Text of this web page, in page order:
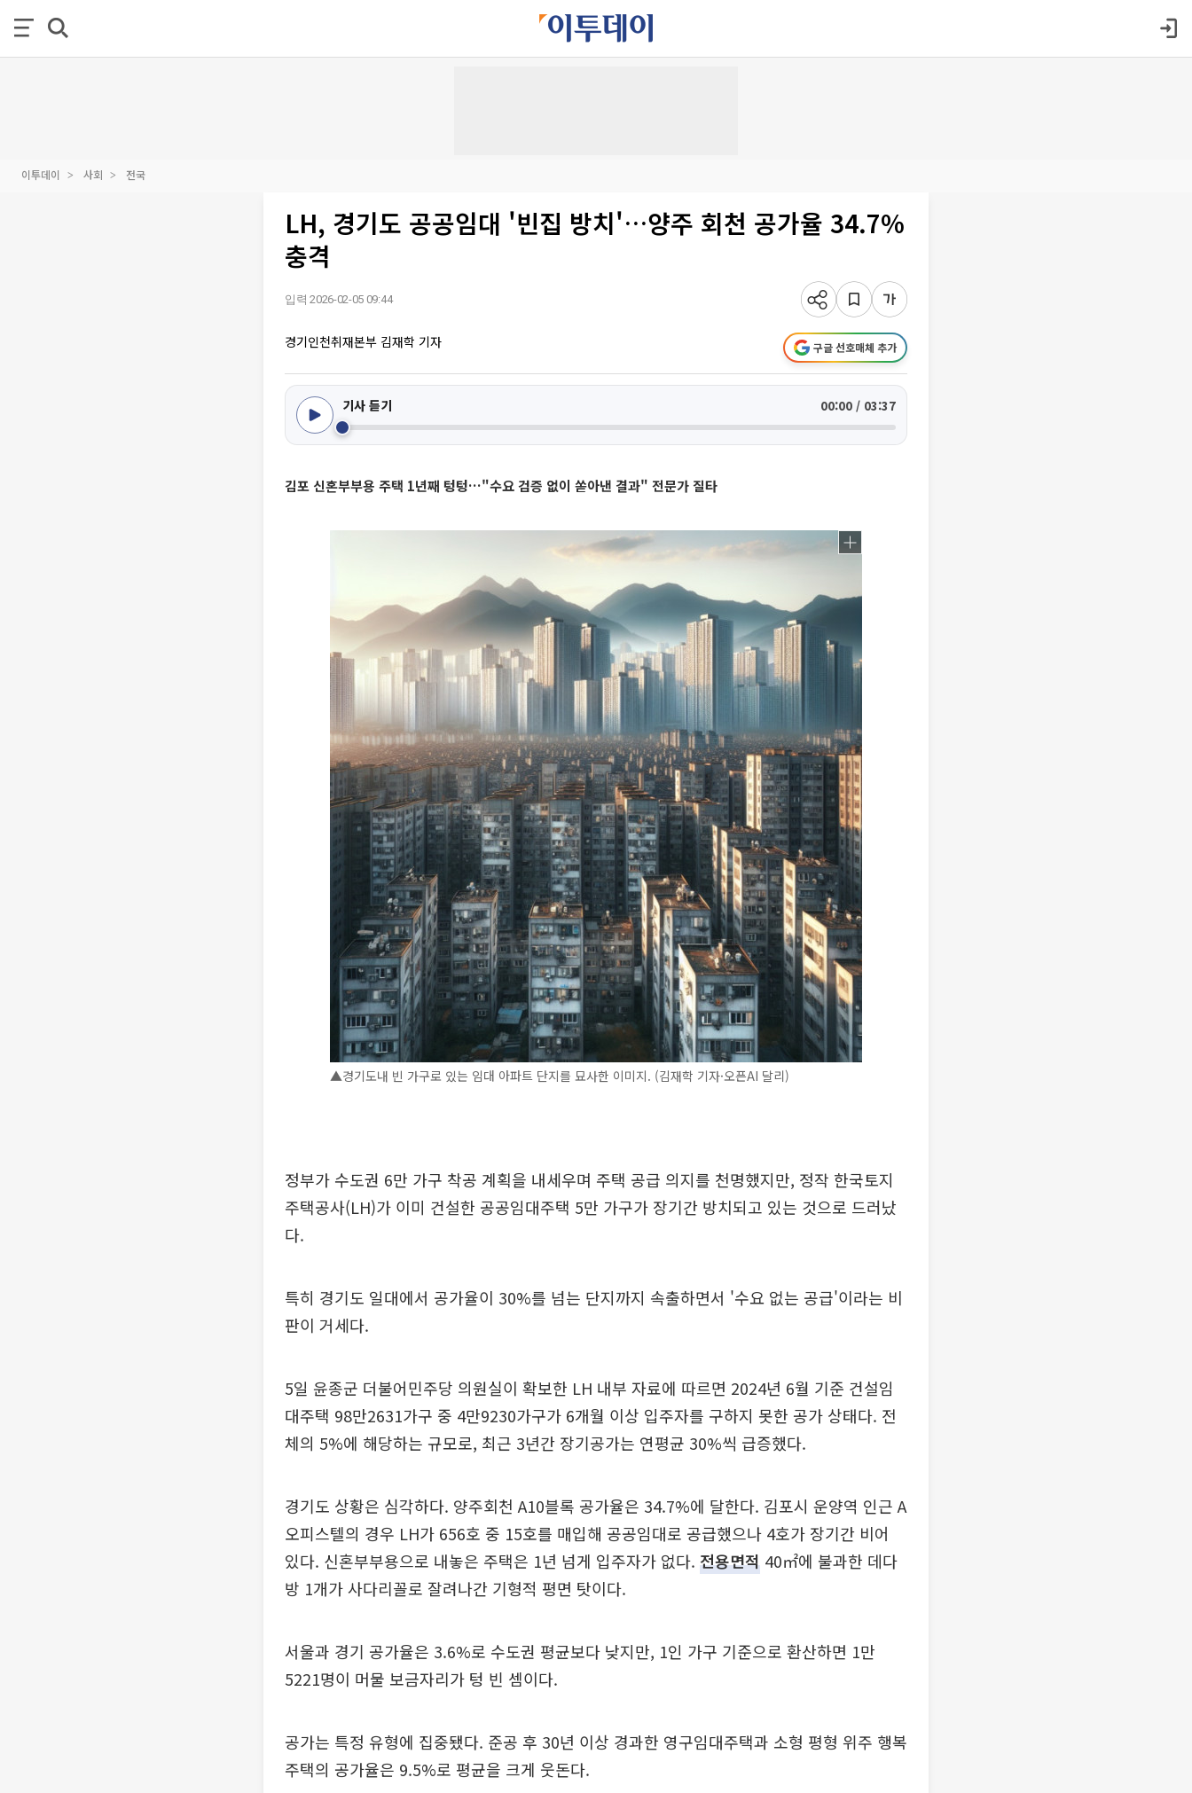
이투데이 사회 전국
LH, 경기도 공공임대 '빈집 방치'…양주 회천 공가율 34.7%
충격
입력 2026-02-05 09:44
경기인천취재본부 김재학 기자 구글 선호매체 추가
기사 듣기 00:00 / 03:37
김포 신혼부부용 주택 1년째 텅텅…"수요 검증 없이 쏟아낸 결과" 전문가 질타
▲경기도내 빈 가구로 있는 임대 아파트 단지를 묘사한 이미지. (김재학 기자·오픈AI 달리)
정부가 수도권 6만 가구 착공 계획을 내세우며 주택 공급 의지를 천명했지만, 정작 한국토지
주택공사(LH)가 이미 건설한 공공임대주택 5만 가구가 장기간 방치되고 있는 것으로 드러났
다.
특히 경기도 일대에서 공가율이 30%를 넘는 단지까지 속출하면서 '수요 없는 공급'이라는 비
판이 거세다.
5일 윤종군 더불어민주당 의원실이 확보한 LH 내부 자료에 따르면 2024년 6월 기준 건설임
대주택 98만2631가구 중 4만9230가구가 6개월 이상 입주자를 구하지 못한 공가 상태다. 전
체의 5%에 해당하는 규모로, 최근 3년간 장기공가는 연평균 30%씩 급증했다.
경기도 상황은 심각하다. 양주회천 A10블록 공가율은 34.7%에 달한다. 김포시 운양역 인근 A
오피스텔의 경우 LH가 656호 중 15호를 매입해 공공임대로 공급했으나 4호가 장기간 비어
있다. 신혼부부용으로 내놓은 주택은 1년 넘게 입주자가 없다. 전용면적 40㎡에 불과한 데다
방 1개가 사다리꼴로 잘려나간 기형적 평면 탓이다.
서울과 경기 공가율은 3.6%로 수도권 평균보다 낮지만, 1인 가구 기준으로 환산하면 1만
5221명이 머물 보금자리가 텅 빈 셈이다.
공가는 특정 유형에 집중됐다. 준공 후 30년 이상 경과한 영구임대주택과 소형 평형 위주 행복
주택의 공가율은 9.5%로 평균을 크게 웃돈다.